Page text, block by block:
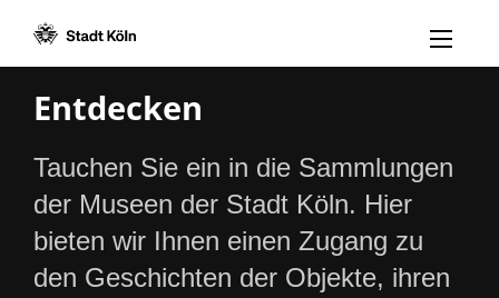
Menü
Entdecken
Tauchen Sie ein in die Sammlungen
der Museen der Stadt Köln. Hier
bieten wir Ihnen einen Zugang zu
den Geschichten der Objekte, ihren